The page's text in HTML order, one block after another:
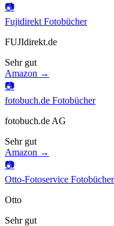
📷
Fujidirekt Fotobücher
FUJIdirekt.de
Sehr gut
Amazon →
📷
fotobuch.de Fotobücher
fotobuch.de AG
Sehr gut
Amazon →
📷
Otto-Fotoservice Fotobücher
Otto
Sehr gut